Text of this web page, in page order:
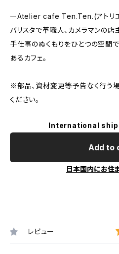
ーAtelier cafe Ten.Ten.(アトリ
バリスタで革職人、カメラマンの店
手仕事のぬくもりをひとつの空間
あるカフェ。
※部品、資材変更等予告なく行う
ください。
International
Add to
日本国内にお住
レビュー